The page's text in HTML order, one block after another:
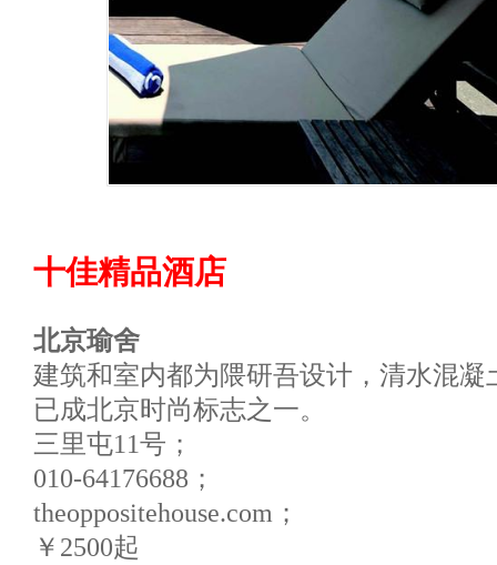
十佳精品酒店
北京瑜舍
建筑和室内都为隈研吾设计，清水混
已成北京时尚标志之一。
三里屯11号；
010-64176688；
theoppositehouse.com；
￥2500起